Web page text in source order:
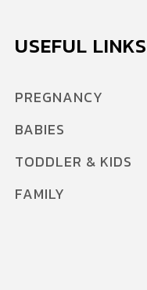
USEFUL LINKS
PREGNANCY
BABIES
TODDLER & KIDS
FAMILY